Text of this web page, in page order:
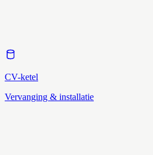
CV-ketel
Vervanging & installatie